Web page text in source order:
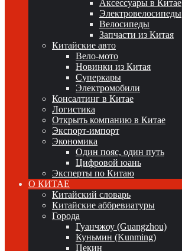
Аксессуары в Китае
Электровелосипеды
Велосипеды
Запчасти из Китая
Китайские авто
Вело-мото
Новинки из Китая
Суперкары
Электромобили
Консалтинг в Китае
Логистика
Открыть компанию в Китае
Экспорт-импорт
Экономика
Один пояс, один путь
Цифровой юань
Эксперты по Китаю
О КИТАЕ
Китайский словарь
Китайские аббревиатуры
Города
Гуанчжоу (Guangzhou)
Куньмин (Kunming)
Пекин